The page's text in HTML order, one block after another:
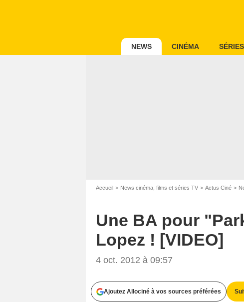
NEWS CINÉMA SÉRIES
Accueil News cinéma, films et séries TV Actus Ciné
Une BA pour
Lopez ! [VIDEO]
4 oct. 2012 à 09:57
Ajoutez Allociné à vos sources préférées